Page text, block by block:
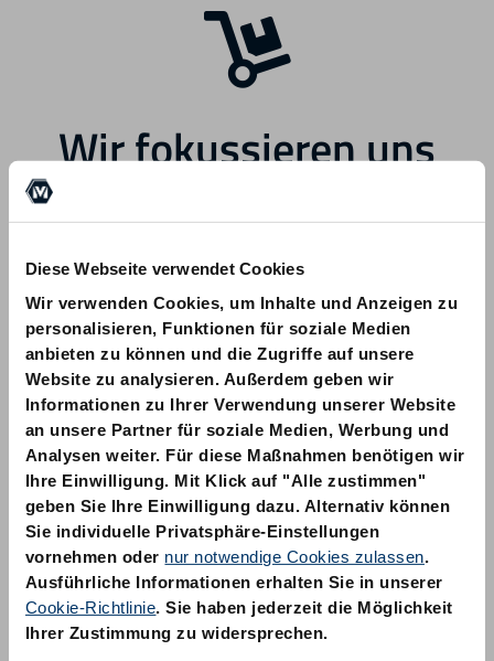
Diese Webseite verwendet Cookies
Wir verwenden Cookies, um Inhalte und Anzeigen zu
personalisieren, Funktionen für soziale Medien
anbieten zu können und die Zugriffe auf unsere
Website zu analysieren. Außerdem geben wir
Informationen zu Ihrer Verwendung unserer Website
an unsere Partner für soziale Medien, Werbung und
Analysen weiter. Für diese Maßnahmen benötigen wir
Ihre Einwilligung. Mit Klick auf "Alle zustimmen"
geben Sie Ihre Einwilligung dazu. Alternativ können
Sie individuelle Privatsphäre-Einstellungen
vornehmen oder nur notwendige Cookies zulassen.
Ausführliche Informationen erhalten Sie in unserer
Cookie-Richtlinie. Sie haben jederzeit die Möglichkeit
Ihrer Zustimmung zu widersprechen.
Wir fokussieren uns
zukünftig auf andere
Bereiche.
Bei Fragen zu Ihrer Bestellung wenden
Sie sich bitte an info@am-quality.com
AM Quality GmbH
Wolfsstraße 6-14